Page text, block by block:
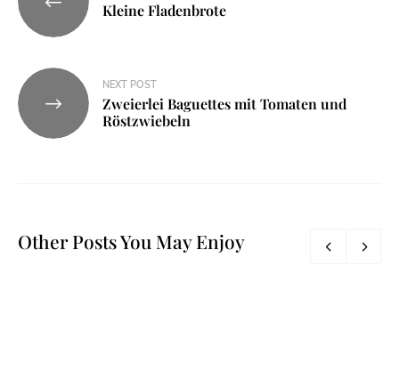
Kleine Fladenbrote
NEXT POST
Zweierlei Baguettes mit Tomaten und
Röstzwiebeln
Other Posts You May Enjoy